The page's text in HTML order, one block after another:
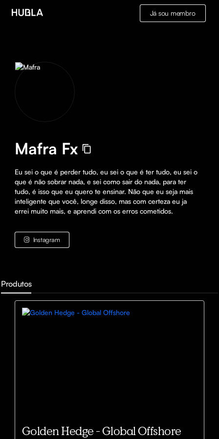
Já sou membro
Mafra Fx
Eu sei o que é perder tudo, eu sei o que é ter tudo, eu sei o
que é não sobrar nada, e sei como sair do nada, para ter
tudo, é isso que eu quero te ensinar. Não que eu seja mais
inteligente que você, longe disso, mas com certeza eu ja
errei muito mais, e aprendi com os erros cometidos.
Instagram
Produtos
Golden Hedge - Global Offshore